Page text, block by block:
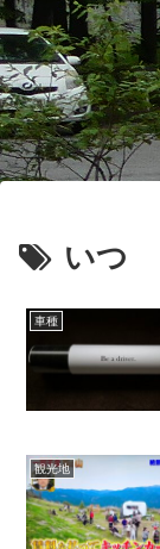
いつ
車種
観光地